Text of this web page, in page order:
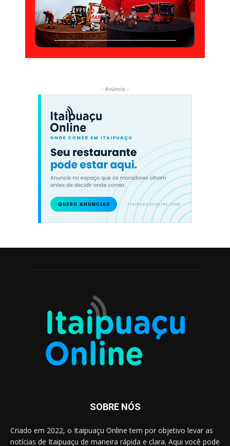
SOBRE NÓS
Criado em 2022, o Itaipuaçu Online tem por objetivo levar as
notícias de Itaipuaçu de maneira rápida e clara. Aqui você pode